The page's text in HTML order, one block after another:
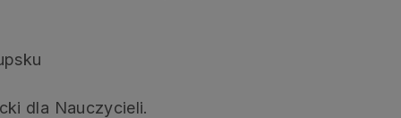
dla Nauczycieli.